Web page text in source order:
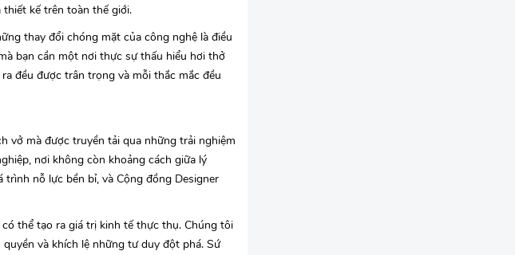
kế trên toàn thế giới.
thay đổi chóng mặt của công nghệ là điều
bạn cần một nơi thực sự thấu hiểu hơi thở
đều được trân trọng và mỗi thắc mắc đều
vở mà được truyền tải qua những trải nghiệm
nơi không còn khoảng cách giữa lý
nỗ lực bền bỉ, và Cộng đồng Designer
thể tạo ra giá trị kinh tế thực thụ. Chúng tôi
và khích lệ những tư duy đột phá. Sứ